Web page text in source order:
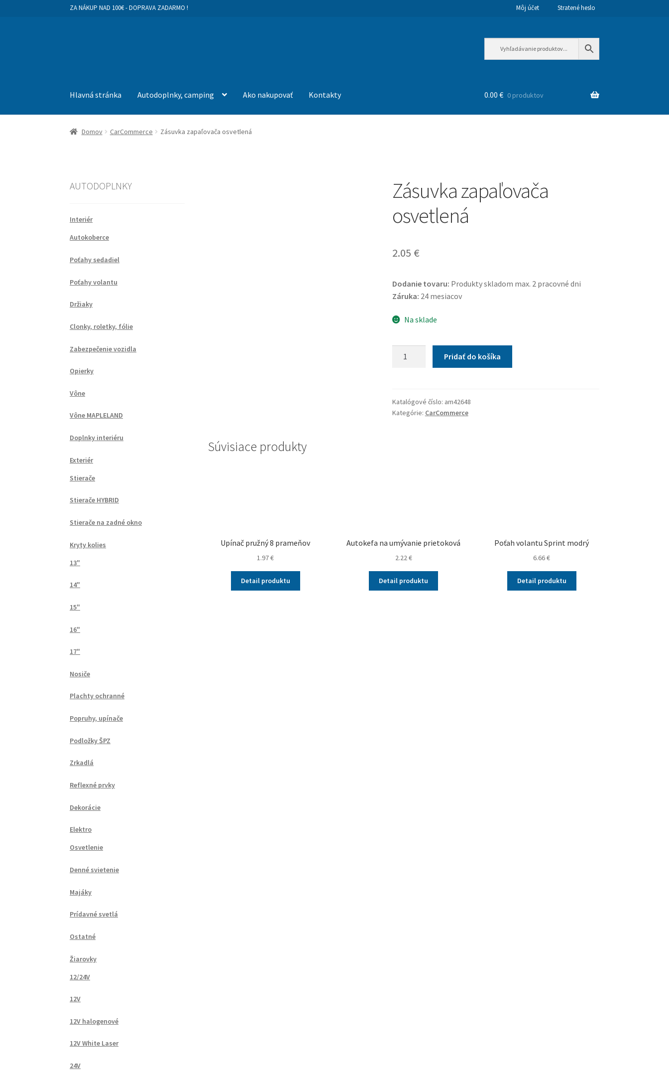
ZA NÁKUP NAD 100€ - DOPRAVA ZADARMO ! Môj účet Stratené heslo
Hlavná stránka Autodoplnky, camping Ako nakupovať Kontakty 0.00 € 0 produktov
Domov CarCommerce Zásuvka zapaľovača osvetlená
Zásuvka zapaľovača
osvetlená
2.05 €
Dodanie tovaru: Produkty skladom max. 2 pracovné dni
Záruka: 24 mesiacov
Na sklade
Pridať do košíka
Katalógové číslo: am42648
Kategórie: CarCommerce
Súvisiace produkty
Upínač pružný 8 prameňov
1.97€
Detail produktu
Autokefa na umývanie prietoková
2.22€
Detail produktu
Poťah volantu Sprint modrý
6.66€
Detail produktu
AUTODOPLNKY
Interiér
Autokoberce
Poťahy sedadiel
Poťahy volantu
Držiaky
Clonky, roletky, fólie
Zabezpečenie vozidla
Opierky
Vône
Vône MAPLELAND
Doplnky interiéru
Exteriér
Stierače
Stierače HYBRID
Stierače na zadné okno
Kryty kolies
13"
14"
15"
16"
17"
Nosiče
Plachty ochranné
Popruhy, upínače
Podložky ŠPZ
Zrkadlá
Reflexné prvky
Dekorácie
Elektro
Osvetlenie
Denné svietenie
Majáky
Prídavné svetlá
Ostatné
Žiarovky
12/24V
12V
12V halogenové
12V White Laser
24V